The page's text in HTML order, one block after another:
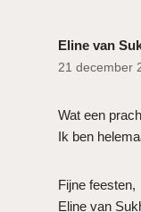
Eline van
21 december
Wat een
Ik ben
Fijne feesten,
Eline van